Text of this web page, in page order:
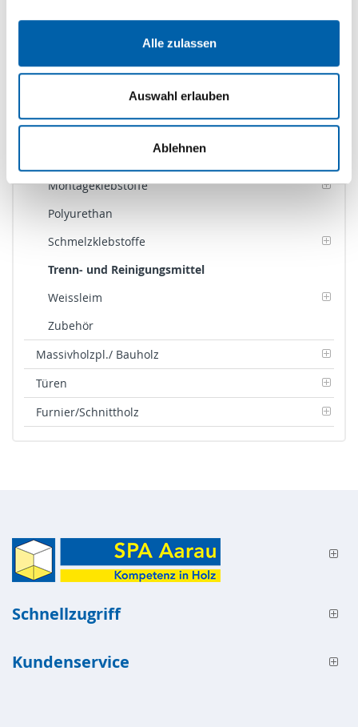
Alle zulassen
Auswahl erlauben
Ablehnen
Kanten
Furnierklebstoffe
Montageklebstoffe
Polyurethan
Schmelzklebstoffe
Trenn- und Reinigungsmittel
Weissleim
Zubehör
Massivholzpl./ Bauholz
Türen
Furnier/Schnittholz
Schnellzugriff
Kundenservice